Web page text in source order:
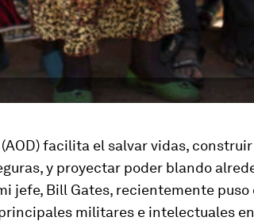
facilita el salvar vidas, construir
y proyectar poder blando
jefe, Bill Gates, recientemente puso
militares e intelectuales